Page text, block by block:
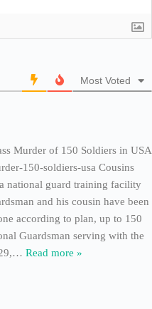
Most Voted
Murder of 150 Soldiers in USA
150-soldiers-usa Cousins
national guard training facility
and his cousin have been
according to plan, up to 150
Guardsman serving with the
… Read more »